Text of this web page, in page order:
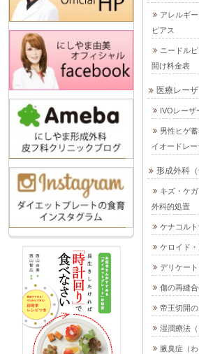
アレルギ
ピアス
ニードル
開け料金表
医療レー
IVOレーザ
男性ヒゲ
イオードレ
形成外科（
キズ・ケ
外科的処置
ケナコル
ケロイド
デリケー
傷の再縫
帝王切開
湿潤療法（
腋臭症（